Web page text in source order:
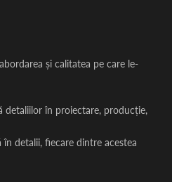
și calitatea pe care le-
detaliilor în proiectare, producție,
detalii, fiecare dintre acestea